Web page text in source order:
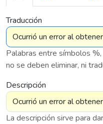
Traducción
Palabras entre símbolos
no se deben eliminar, ni
Descripción
La descripción sirve para